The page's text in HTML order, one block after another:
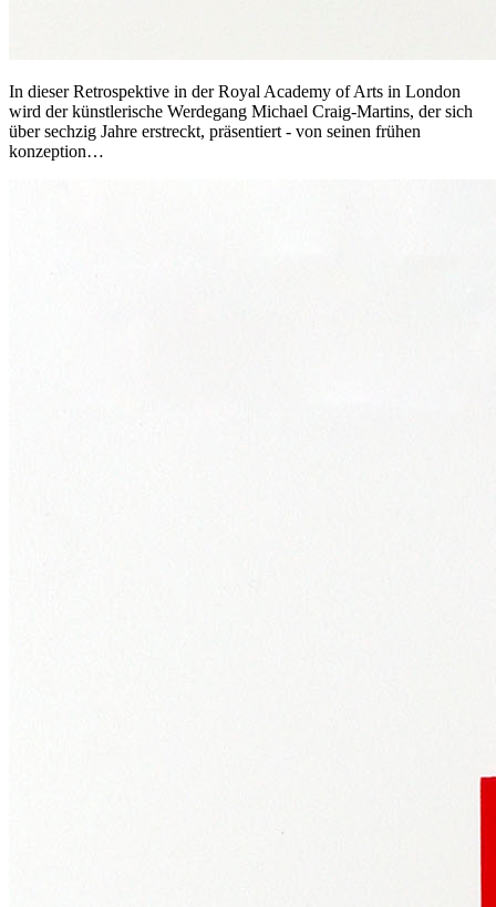
In dieser Retrospektive in der Royal Academy of Arts in London
wird der künstlerische Werdegang Michael Craig-Martins, der sich
über sechzig Jahre erstreckt, präsentiert - von seinen frühen
konzeption…